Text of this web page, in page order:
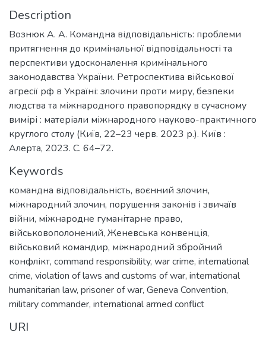
Description
Вознюк А. А. Командна відповідальність: проблеми
притягнення до кримінальної відповідальності та
перспективи удосконалення кримінального
законодавства України. Ретроспектива військової
агресії рф в Україні: злочини проти миру, безпеки
людства та міжнародного правопорядку в сучасному
вимірі : матеріали міжнародного науково-практичного
круглого столу (Київ, 22–23 черв. 2023 р.). Київ :
Алерта, 2023. С. 64–72.
Keywords
командна відповідальність, воєнний злочин,
міжнародний злочин, порушення законів і звичаїв
війни, міжнародне гуманітарне право,
військовополонений, Женевська конвенція,
військовий командир, міжнародний збройний
конфлікт, command responsibility, war crime, international
crime, violation of laws and customs of war, international
humanitarian law, prisoner of war, Geneva Convention,
military commander, international armed conflict
URI